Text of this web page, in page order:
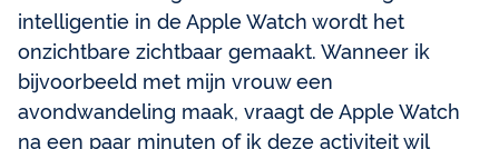
intelligentie in de Apple Watch wordt het
onzichtbare zichtbaar gemaakt. Wanneer ik
bijvoorbeeld met mijn vrouw een
avondwandeling maak, vraagt de Apple Watch
na een paar minuten of ik deze activiteit wil